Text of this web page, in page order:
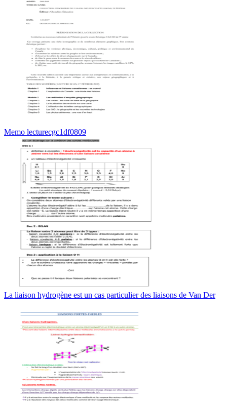
Memo lecturecgc1df0809
La liaison hydrogène est un cas particulier des liaisons de Van Der